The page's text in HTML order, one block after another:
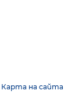
Карта на сайта